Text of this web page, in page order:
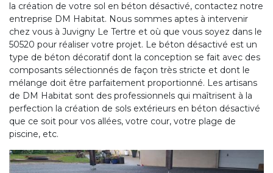
la création de votre sol en béton désactivé, contactez notre
entreprise DM Habitat. Nous sommes aptes à intervenir
chez vous à Juvigny Le Tertre et où que vous soyez dans le
50520 pour réaliser votre projet. Le béton désactivé est un
type de béton décoratif dont la conception se fait avec des
composants sélectionnés de façon très stricte et dont le
mélange doit être parfaitement proportionné. Les artisans
de DM Habitat sont des professionnels qui maîtrisent à la
perfection la création de sols extérieurs en béton désactivé
que ce soit pour vos allées, votre cour, votre plage de
piscine, etc.